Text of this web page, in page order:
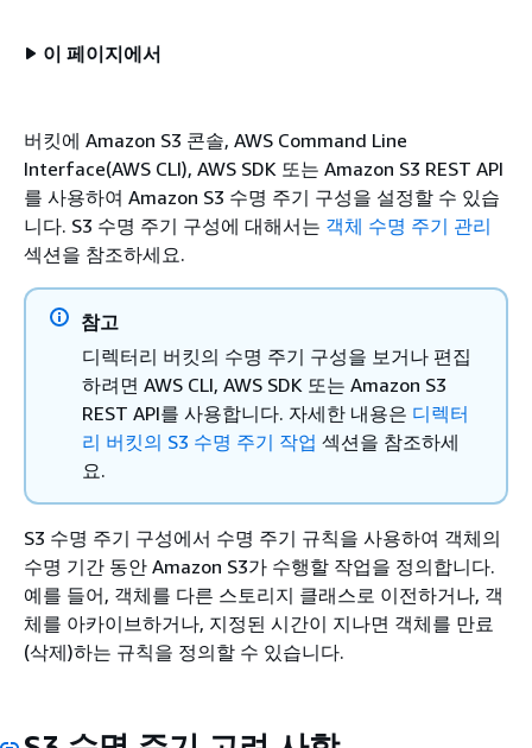
이 페이지에서
버킷에 Amazon S3 콘솔, AWS Command Line
Interface(AWS CLI), AWS SDK 또는 Amazon S3 REST API
를 사용하여 Amazon S3 수명 주기 구성을 설정할 수 있습
니다. S3 수명 주기 구성에 대해서는 객체 수명 주기 관리
섹션을 참조하세요.
참고
디렉터리 버킷의 수명 주기 구성을 보거나 편집
하려면 AWS CLI, AWS SDK 또는 Amazon S3
REST API를 사용합니다. 자세한 내용은 디렉터
리 버킷의 S3 수명 주기 작업 섹션을 참조하세
요.
S3 수명 주기 구성에서 수명 주기 규칙을 사용하여 객체의
수명 기간 동안 Amazon S3가 수행할 작업을 정의합니다.
예를 들어, 객체를 다른 스토리지 클래스로 이전하거나, 객
체를 아카이브하거나, 지정된 시간이 지나면 객체를 만료
(삭제)하는 규칙을 정의할 수 있습니다.